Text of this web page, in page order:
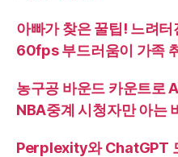
아빠가 찾은 꿀팁! 느려
60fps 부드러움이 가족
농구공 바운드 카운트로
NBA중계 시청자만 아는
Perplexity와 ChatGPT